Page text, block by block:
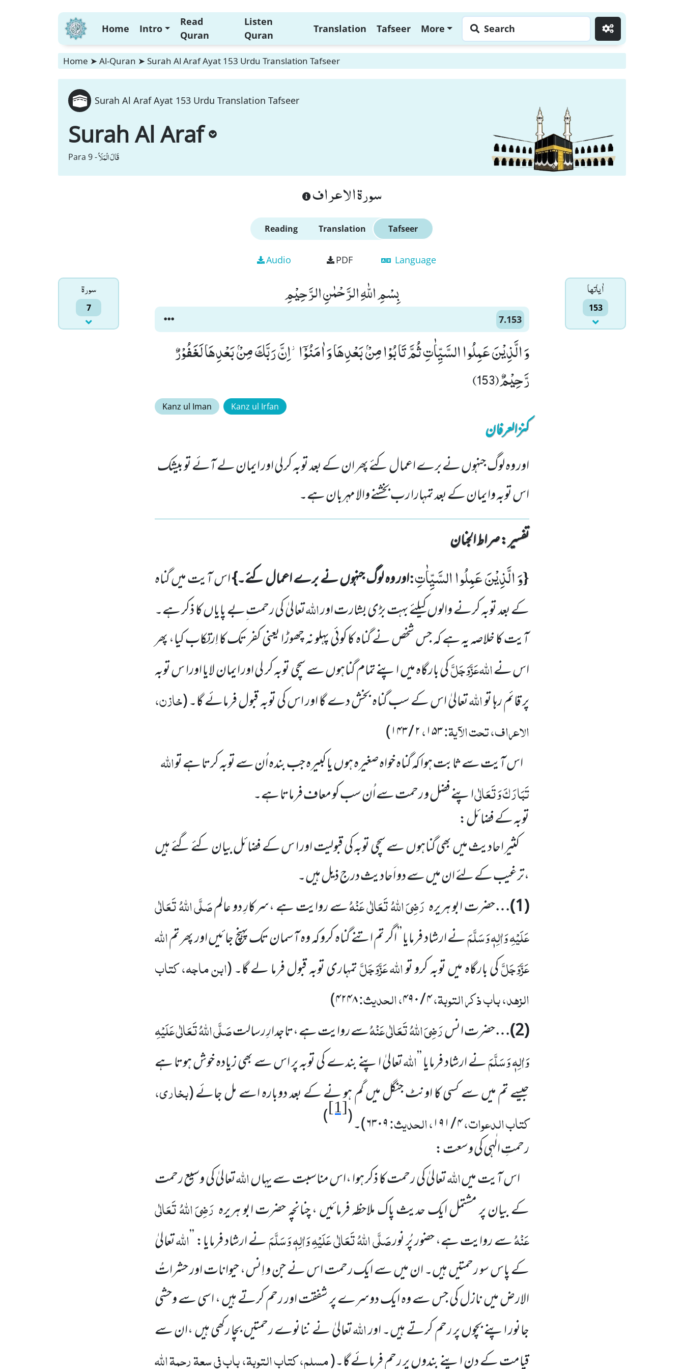
Home Intro
Read
Quran
Listen
Quran
Translation Tafseer More Search
Home ➤ Al-Quran ➤ Surah Al Araf Ayat 153 Urdu Translation Tafseer
Surah Al Araf Ayat 153 Urdu Translation Tafseer
Surah Al Araf
Para 9 -قَالَ الْمَلَاُ
سورة الاعراف
Reading Translation Tafseer
Audio PDF Language
سورۃ
7
اٰياتها
153
بِسْمِ اللّٰهِ الرَّحْمٰنِ الرَّحِیْمِ
7.153
وَ الَّذِیْنَ عَمِلُوا السَّیِّاٰتِ ثُمَّ تَابُوْا مِنْۢ بَعْدِهَا وَ اٰمَنُوْۤا٘-اِنَّ رَبَّكَ مِنْۢ بَعْدِهَا لَغَفُوْرٌ
رَّحِیْمٌ(153)
Kanz ul Iman Kanz ul Irfan
کنزالعرفان
اور وہ لوگ جنہوں نے برے اعمال کئے پھر ان کے بعد توبہ کرلی اور ایمان لے آئے تو بیشک
اس توبہ وایمان کے بعد تمہارا رب بخشنے والا مہربان ہے۔
تفسیر : ‎صراط الجنان
{وَ الَّذِیْنَ عَمِلُوا السَّیِّاٰتِ:اور وہ لوگ جنہوں نے برے اعمال کئے۔}اس آیت میں گناہ
کے بعد توبہ کرنے والوں کیلئے بہت بڑی بشارت اوراللہتعالیٰ کی رحمت ِبے پایاں کا ذکر ہے۔
آیت کا خلاصہ یہ ہے کہ جس شخص نے گناہ کا کوئی پہلونہ چھوڑا یعنی کفر تک کا اِرتِکاب کیا، پھر
اس نےاللہعَزَّوَجَلَّکی بارگاہ میں اپنے تمام گناہوں سے سچی توبہ کر لی اور ایمان لایا اورا س توبہ
پر قائم رہا تواللہتعالیٰ اس کے سب گناہ بخش دے گا اور اس کی توبہ قبول فرمائے گا۔(خازن،
الاعراف، تحت الآیۃ:۱۵۳،۲/۱۴۳)
اس آیت سے ثابت ہوا کہ گناہ خواہ صغیرہ ہوں یا کبیرہ جب بندہ اُن سے توبہ کرتا ہے تواللہ
تَبَارَکَ وَتَعَالٰیاپنے فضل و رحمت سے اُن سب کو معاف فرماتا ہے۔
توبہ کے فضائل:
کثیر احادیث میں بھی گناہوں سے سچی توبہ کی قبولیت اور ا س کے فضائل بیان کئے گئے ہیں
،ترغیب کے لئے ان میں سے دو اَحادیث درج ذیل ہیں۔
(
1
)…حضرت ابو ہریرہرَضِیَ اللہُ تَعَالٰی عَنْہُسے روایت ہے ،سرکارِ دو عالمصَلَّی اللہُ تَعَالٰی
عَلَیْہِ وَاٰلِہٖ وَسَلَّمَنے ارشاد فرمایا ’’اگر تم اتنے گناہ کرو کہ وہ آسمان تک پہنچ جائیں اور پھر تماللہ
عَزَّوَجَلَّکی بارگاہ میں توبہ کرو تواللہ عَزَّوَجَلَّتمہاری توبہ قبول فرما لے گا۔(ابن ماجہ، کتاب
الزہد، باب ذکر التوبۃ،۴/۴۹۰، الحدیث:۴۲۴۸)
(
2
)…حضرت انسرَضِیَ اللہُ تَعَالٰی عَنْہُسے روایت ہے ،تاجدارِ رسالتصَلَّی اللہُ تَعَالٰی عَلَیْہِ
وَاٰلِہٖ وَسَلَّمَنے ارشاد فرمایا’’اللہتعالیٰ اپنے بندے کی توبہ پر اس سے بھی زیادہ خوش ہوتا ہے
جیسے تم میں سے کسی کا اونٹ جنگل میںگم ہو نے کے بعد دوبارہاسے مل جائے(بخاری،
کتاب الدعوات،۴/۱۹۱، الحدیث:۶۳۰۹)۔(
[1]
)
رحمتِ الٰہی کی وسعت :
اس آیت میںاللہتعالیٰ کی رحمت کا ذکر ہوا ،اس مناسبت سے یہاںاللہتعالیٰ کی وسیع رحمت
کے بیان پر مشتملایک حدیث پاک ملاحظہ فرمائیں ، چنانچہحضرت ابو ہریرہرَضِیَ اللہُ تَعَالٰی
عَنْہُسے روایت ہے، حضور پُر نورصَلَّی اللہُ تَعَالٰی عَلَیْہِوَاٰلِہٖ وَسَلَّمَنے ارشاد فرمایا: ’’اللہتعالیٰ
کے پاس سو رحمتیں ہیں۔ ان میں سے ایک رحمت اس نے جن و اِنس، حیوانات اور حشراتُ
الارض میں نازل کی جس سے وہ ایک دوسرے پر شفقت اور رحم کرتے ہیں ، اسی سے وحشی
جانور اپنے بچوں پر رحم کرتے ہیں۔ اوراللہتعالیٰ نے ننانوے رحمتیں بچا رکھی ہیں ،ان سے
قیامت کے دن اپنے بندوں پر رحم فرمائے گا۔(مسلم، کتاب التوبۃ، باب فی سعۃ رحمۃ اللہ